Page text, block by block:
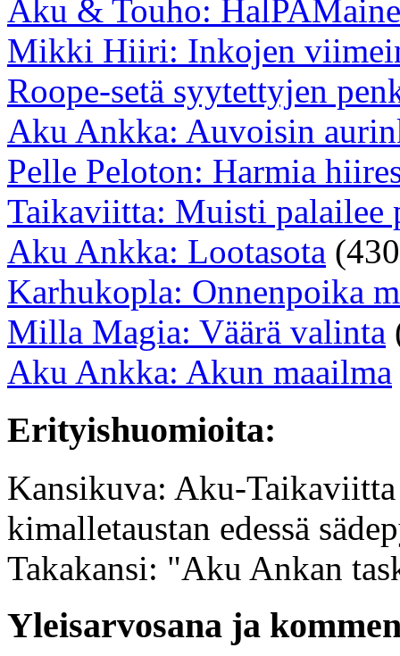
Aku & Touho:
Mikki Hiiri: Inkojen
Roope-setä syytettyjen
Aku Ankka: Auvoisin
Pelle Peloton: Harmia
Taikaviitta: Muisti palailee
Aku Ankka: Lootasota
Karhukopla: Onnenpoika
Milla Magia: Väärä valinta
Aku Ankka: Akun maailma
Erityishuomioita:
Kansikuva: Aku-
kimalletaustan edessä
Takakansi: "Aku Ankan
Yleisarvosana ja